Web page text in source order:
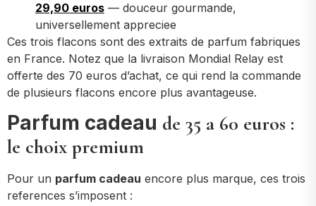
29,90 euros — douceur gourmande,
universellement appreciee
Ces trois flacons sont des extraits de parfum fabriques
en France. Notez que la livraison Mondial Relay est
offerte des 70 euros d’achat, ce qui rend la commande
de plusieurs flacons encore plus avantageuse.
Parfum cadeau de 35 a 60 euros :
le choix premium
Pour un parfum cadeau encore plus marque, ces trois
references s’imposent :